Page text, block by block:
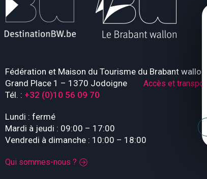
Fédération et Maison du Tourisme du Brabant wallon
Grand Place 1 – 1370 Jodoigne Accès et transport
Tél. : +32 (0)10 56 09 70
Lundi : fermé
Mardi à jeudi : 09:00 – 17:00
Vendredi à dimanche : 10:00 – 18:00
Qui sommes-nous ?